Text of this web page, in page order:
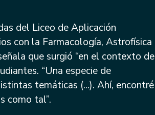
del Liceo de Aplicación
con la Farmacología, Astrofísica
que surgió “en el contexto de
“Una especie de
temáticas (...). Ahí, encontré
como tal”.